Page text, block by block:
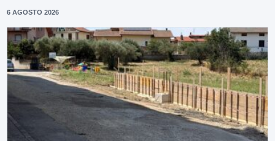
6 AGOSTO 2026